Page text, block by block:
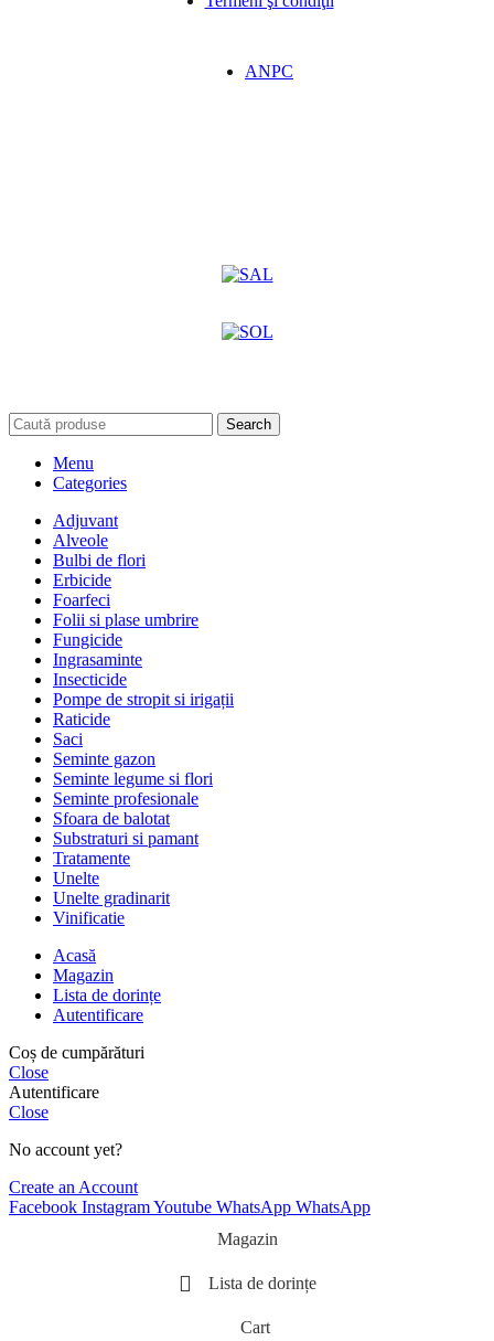
ANPC
Search
Menu
Categories
Adjuvant
Alveole
Bulbi de flori
Erbicide
Foarfeci
Folii si plase umbrire
Fungicide
Ingrasaminte
Insecticide
Pompe de stropit si irigații
Raticide
Saci
Seminte gazon
Seminte legume si flori
Seminte profesionale
Sfoara de balotat
Substraturi si pamant
Tratamente
Unelte
Unelte gradinarit
Vinificatie
Acasă
Magazin
Lista de dorințe
Autentificare
Coș de cumpărături
Close
Autentificare
Close
No account yet?
Create an Account
Facebook InstagramYoutube WhatsApp WhatsApp
Magazin
Lista de dorințe
Cart